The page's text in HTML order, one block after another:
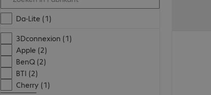
Da-Lite (1)
3Dconnexion (1)
Apple (2)
BenQ (2)
BTI (2)
Cherry (1)